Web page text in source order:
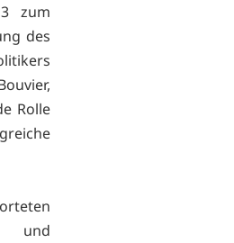
zum
des
Rolle
und